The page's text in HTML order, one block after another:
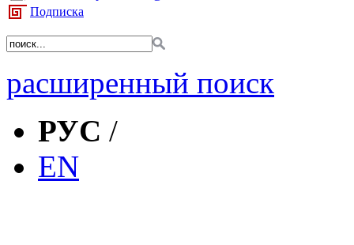
Подписка
расширенный поиск
РУС /
EN